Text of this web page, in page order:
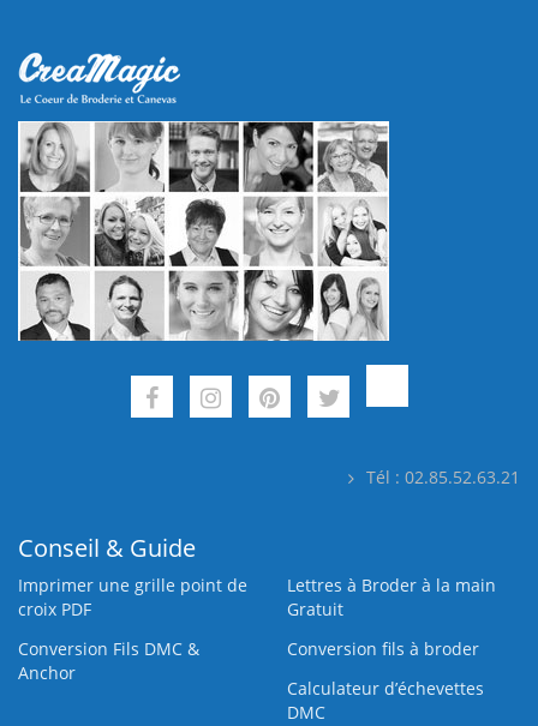
Tél : 02.85.52.63.21
Conseil & Guide
Imprimer une grille point de
croix PDF
Lettres à Broder à la main
Gratuit
Conversion Fils DMC &
Anchor
Conversion fils à broder
Calculateur d’échevettes
DMC